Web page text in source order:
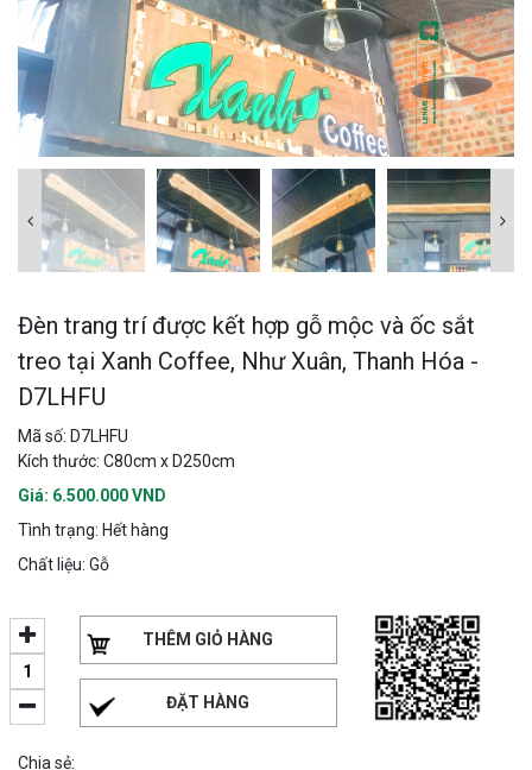
Đèn trang trí được kết hợp gỗ mộc và ốc sắt
treo tại Xanh Coffee, Như Xuân, Thanh Hóa -
D7LHFU
Mã số: D7LHFU
Kích thước: C80cm x D250cm
Giá: 6.500.000 VND
Tình trạng: Hết hàng
Chất liệu: Gỗ
THÊM GIỎ HÀNG
ĐẶT HÀNG
Chia sẻ: